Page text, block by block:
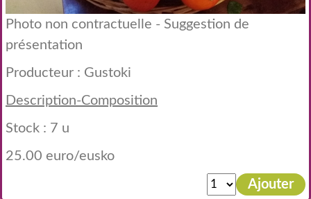
Photo non contractuelle - Suggestion de
présentation
Producteur : Gustoki
Description-Composition
Stock : 7 u
25.00 euro/eusko
Ajouter